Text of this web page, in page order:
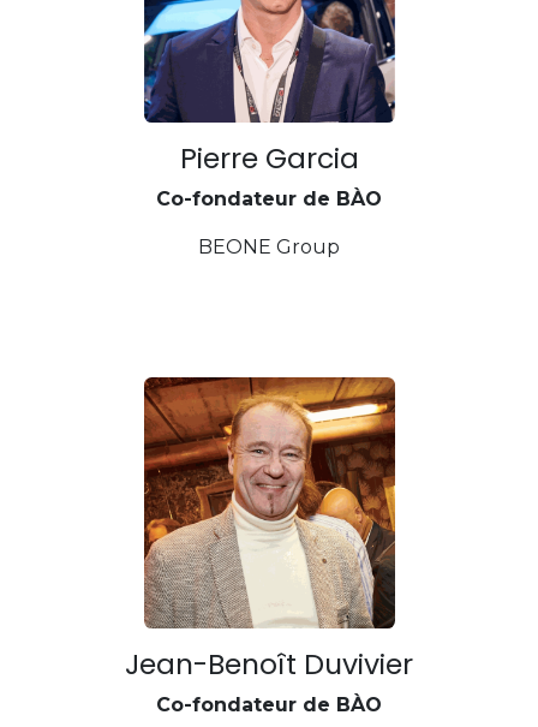
Pierre Garcia
Co-fondateur de BÀO
BEONE Group
Jean-Benoît Duvivier
Co-fondateur de BÀO